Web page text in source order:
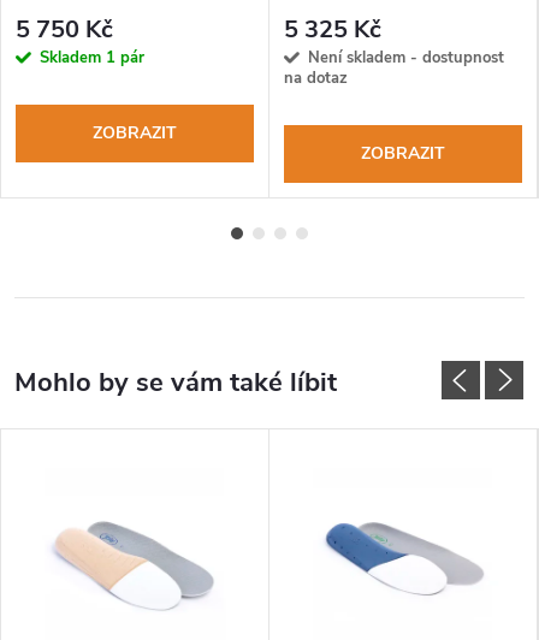
5 750 Kč
Skladem 1 pár
ZOBRAZIT
5 325 Kč
Není skladem - dostupnost
na dotaz
ZOBRAZIT